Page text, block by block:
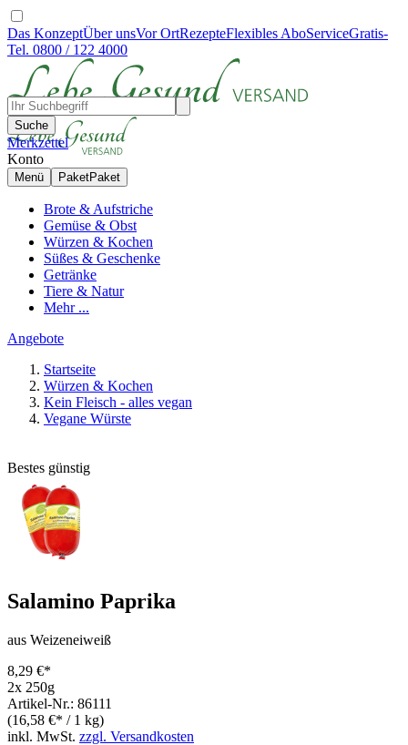
Das KonzeptÜber unsVor OrtRezepteFlexibles AboServiceGratis-
Tel. 0800 / 122 4000
Suche
Merkzettel
Konto
Menü PaketPaket
Brote & Aufstriche
Gemüse & Obst
Würzen & Kochen
Süßes & Geschenke
Getränke
Tiere & Natur
Mehr ...
Angebote
Startseite
Würzen & Kochen
Kein Fleisch - alles vegan
Vegane Würste
Bestes günstig
Salamino Paprika
aus Weizeneiweiß
8,29 €*
2x 250g
Artikel-Nr.: 86111
(16,58 €* / 1 kg)
inkl. MwSt. zzgl. Versandkosten